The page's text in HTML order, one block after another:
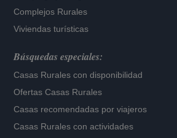
Complejos Rurales
Viviendas turísticas
Búsquedas especiales:
Casas Rurales con disponibilidad
Ofertas Casas Rurales
Casas recomendadas por viajeros
Casas Rurales con actividades